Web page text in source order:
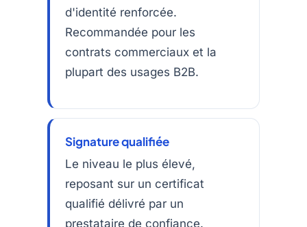
d'identité renforcée.
Recommandée pour les
contrats commerciaux et la
plupart des usages B2B.
Signature qualifiée
Le niveau le plus élevé,
reposant sur un certificat
qualifié délivré par un
prestataire de confiance.